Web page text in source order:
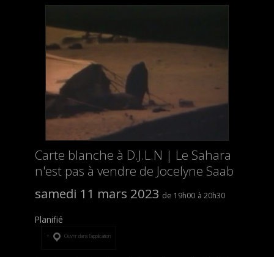
Carte blanche à D.J.L.N | Le Sahara
n'est pas à vendre de Jocelyne Saab
samedi 11 mars 2023
19h00 20h30
Planifié
Ouvrir dans l’application